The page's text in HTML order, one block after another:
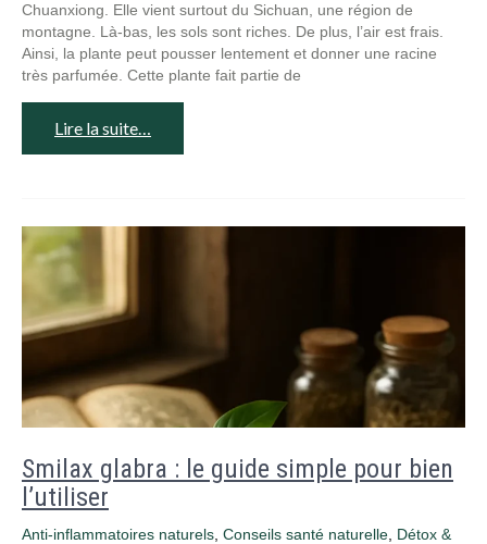
Chuanxiong. Elle vient surtout du Sichuan, une région de
montagne. Là-bas, les sols sont riches. De plus, l’air est frais.
Ainsi, la plante peut pousser lentement et donner une racine
très parfumée. Cette plante fait partie de
Lire la suite…
Smilax glabra : le guide simple pour bien
l’utiliser
Anti-inflammatoires naturels Conseils santé naturelle Détox &